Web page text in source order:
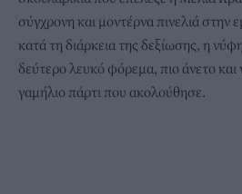
σύγχρονη και μοντέρνα πινελιά στην
κατά τη διάρκεια της δεξίωσης, η
δεύτερο λευκό φόρεμα, πιο άνετο και
γαμήλιο πάρτι που ακολούθησε.